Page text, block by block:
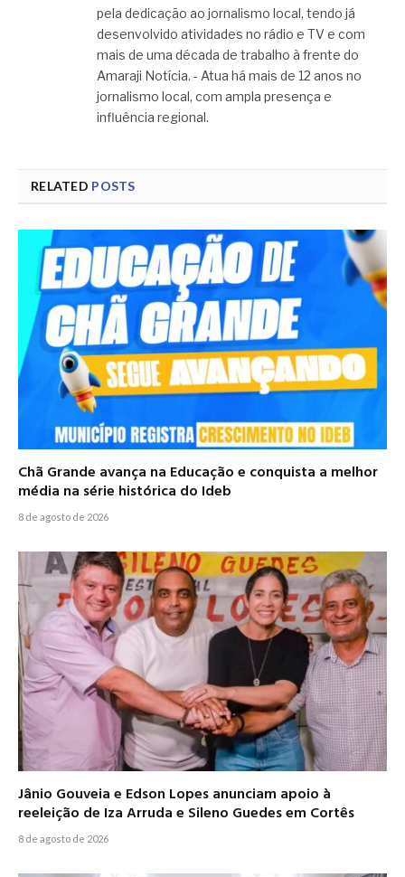
pela dedicação ao jornalismo local, tendo já
desenvolvido atividades no rádio e TV e com
mais de uma década de trabalho à frente do
Amaraji Notícia. - Atua há mais de 12 anos no
jornalismo local, com ampla presença e
influência regional.
RELATED POSTS
Chã Grande avança na Educação e conquista a melhor
média na série histórica do Ideb
8 de agosto de 2026
Jânio Gouveia e Edson Lopes anunciam apoio à
reeleição de Iza Arruda e Sileno Guedes em Cortês
8 de agosto de 2026